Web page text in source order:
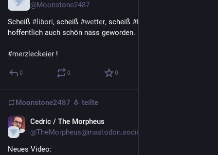
@Moonstone2487
Scheiß # libori, scheiß #wetter, scheiß #Merz
hoffentlich auch schön nass geworden.
#merzleckeier !
0 0 0
Moonstone2487 🐧 teilte
Cedric / The Morpheus
@TheMorpheus@mastodon.social
Neues Video: